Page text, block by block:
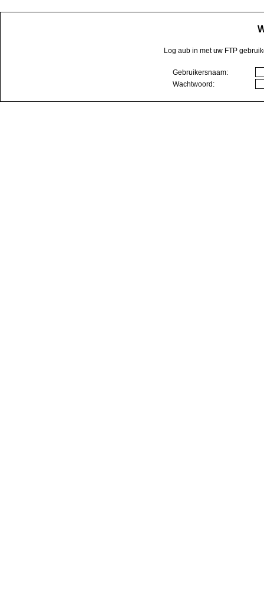
Log aub in met uw FTP
Gebruikersnaam:
Wachtwoord: